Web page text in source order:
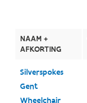
NAAM +
AFKORTING
Silverspokes
Gent
Wheelchair